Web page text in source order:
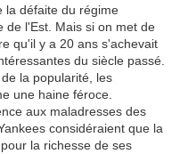
la défaite du régime
de l'Est. Mais si on met de
qu'il y a 20 ans s'achevait
du siècle passé.
la popularité, les
une haine féroce.
aux maladresses des
considéraient que la
la richesse de ses